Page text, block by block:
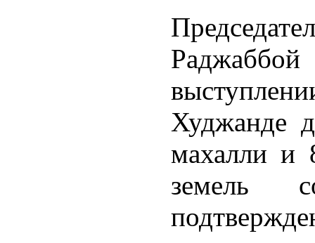
Худжанде
махалли и
земель